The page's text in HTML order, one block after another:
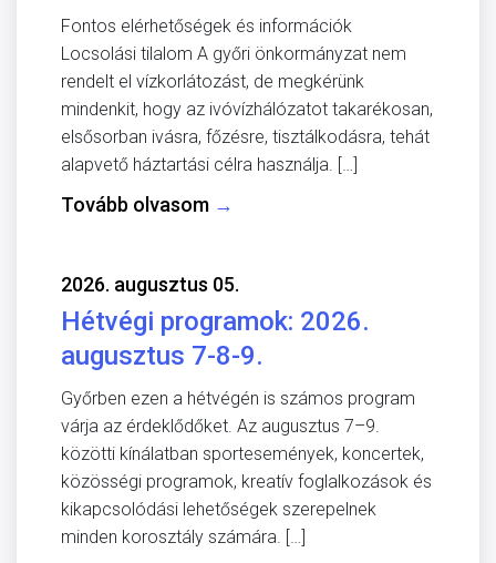
Fontos elérhetőségek és információk
Locsolási tilalom A győri önkormányzat nem
rendelt el vízkorlátozást, de megkérünk
mindenkit, hogy az ivóvízhálózatot takarékosan,
elsősorban ivásra, főzésre, tisztálkodásra, tehát
alapvető háztartási célra használja. […]
Tovább olvasom →
2026. augusztus 05.
Hétvégi programok: 2026.
augusztus 7-8-9.
Győrben ezen a hétvégén is számos program
várja az érdeklődőket. Az augusztus 7–9.
közötti kínálatban sportesemények, koncertek,
közösségi programok, kreatív foglalkozások és
kikapcsolódási lehetőségek szerepelnek
minden korosztály számára. […]